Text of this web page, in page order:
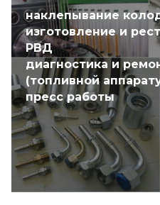
наклепывание
изготовление и
РВД
диагностика и
(топливной
пресс работы